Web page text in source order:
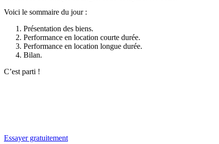
Voici le sommaire du jour :
Présentation des biens.
Performance en location courte durée.
Performance en location longue durée.
Bilan.
C’est parti !
Essayer gratuitement